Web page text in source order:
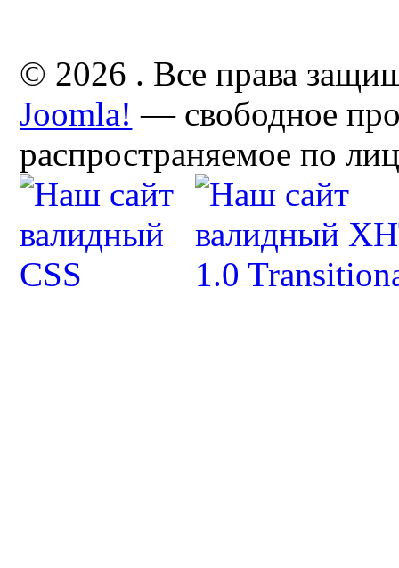
© 2026 . Все права
Joomla! — свободное
распространяемое по